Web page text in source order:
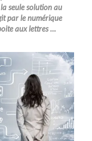
seule solution au
par le numérique
aux lettres …